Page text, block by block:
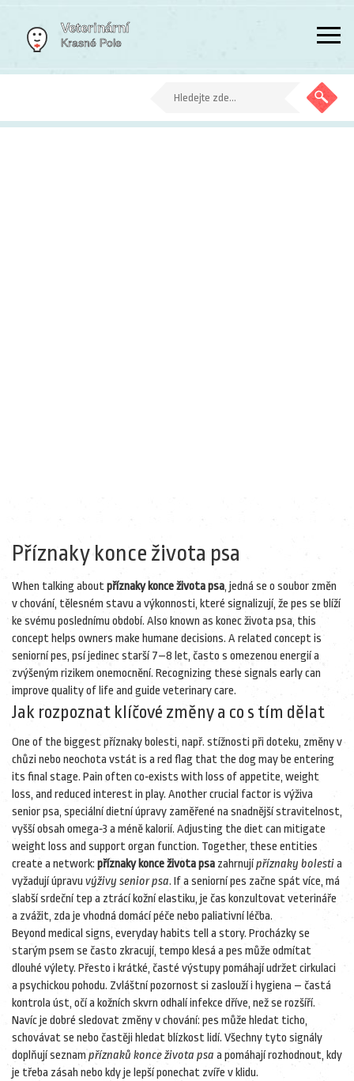
Příznaky konce života psa
When talking aboutpříznaky konce života psa, jedná se o soubor změn
v chování, tělesném stavu a výkonnosti, které signalizují, že pes se blíží
ke svému poslednímu období. Also known as konec života psa, this
concept helps owners make humane decisions. A related concept is
seniorní pes, psí jedinec starší 7–8 let, často s omezenou energií a
zvýšeným rizikem onemocnění. Recognizing these signals early can
improve quality of life and guide veterinary care.
Jak rozpoznat klíčové změny a co s tím dělat
One of the biggestpříznaky bolesti, např. stížnosti při doteku, změny v
chůzi nebo neochota vstátis a red flag that the dog may be entering
its final stage. Pain often co‑exists with loss of appetite, weight
loss, and reduced interest in play. Another crucial factor is výživa
senior psa, speciální dietní úpravy zaměřené na snadnější stravitelnost,
vyšší obsah omega‑3 a méně kalorií. Adjusting the diet can mitigate
weight loss and support organ function. Together, these entities
create a network: příznaky konce života psa zahrnujípříznaky bolestia
vyžadují úpravu výživy senior psa. If a seniorní pes začne spát více, má
slabší srdeční tep a ztrácí kožní elastiku, je čas konzultovat veterináře
a zvážit, zda je vhodná domácí péče nebo paliativní léčba.
Beyond medical signs, everyday habits tell a story. Procházky se
starým psem se často zkracují, tempo klesá a pes může odmítat
dlouhé výlety. Přesto i krátké, časté výstupy pomáhají udržet cirkulaci
a psychickou pohodu. Zvláštní pozornost si zaslouží i hygiena – častá
kontrola úst, očí a kožních skvrn odhalí infekce dříve, než se rozšíří.
Navíc je dobré sledovat změny v chování: pes může hledat ticho,
schovávat se nebo častěji hledat blízkost lidí. Všechny tyto signály
doplňují seznam příznaků konce života psa a pomáhají rozhodnout, kdy
je třeba zásah nebo kdy je lepší ponechat zvíře v klidu.